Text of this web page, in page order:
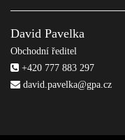
David Pavelka
Obchodní ředitel
+420 777 883 297
david.pavelka@gpa.cz